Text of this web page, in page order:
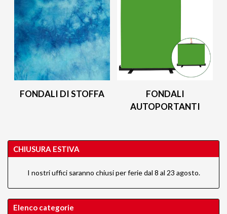
FONDALI DI STOFFA
FONDALI
AUTOPORTANTI
CHIUSURA ESTIVA
I nostri uffici saranno chiusi per ferie dal 8 al 23 agosto.
Elenco categorie